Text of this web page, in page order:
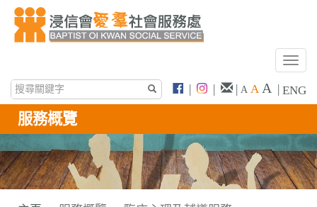
T
g
l
e
n
a
| | | A A A | ENG
服務概覽